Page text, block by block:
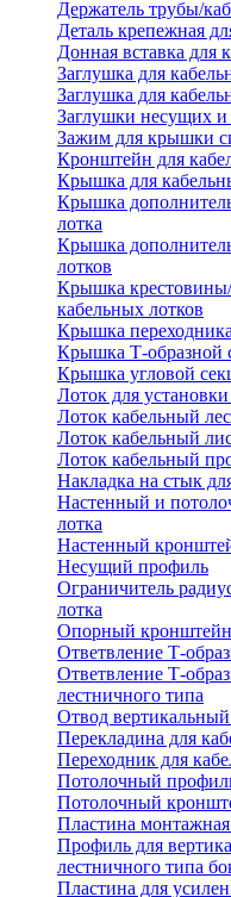
Держатель трубы/
Деталь крепежная
Донная вставка для
Заглушка для
Заглушка для
Заглушки несущих
Зажим для крышки
Кронштейн для
Крышка для
Крышка
лотка
Крышка
лотков
Крышка крестовины/
кабельных лотков
Крышка
Крышка Т-образной
Крышка угловой
Лоток для
Лоток кабельный
Лоток кабельный
Лоток кабельный
Накладка на стык
Настенный и
лотка
Настенный
Несущий профиль
Ограничитель
лотка
Опорный кронштейн
Ответвление Т-
Ответвление Т-
лестничного типа
Отвод
Перекладина для
Переходник для
Потолочный
Потолочный
Пластина монтажная
Профиль для
лестничного типа
Пластина для